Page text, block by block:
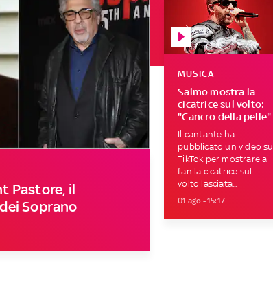
Pastore, il
Soprano
Salmo mostra la
cicatrice sul volto:
"Cancro della pelle"
MUSICA
Il cantante ha
pubblicato un video su
TikTok per mostrare ai
fan la cicatrice sul
volto lasciata...
01 ago - 15:17